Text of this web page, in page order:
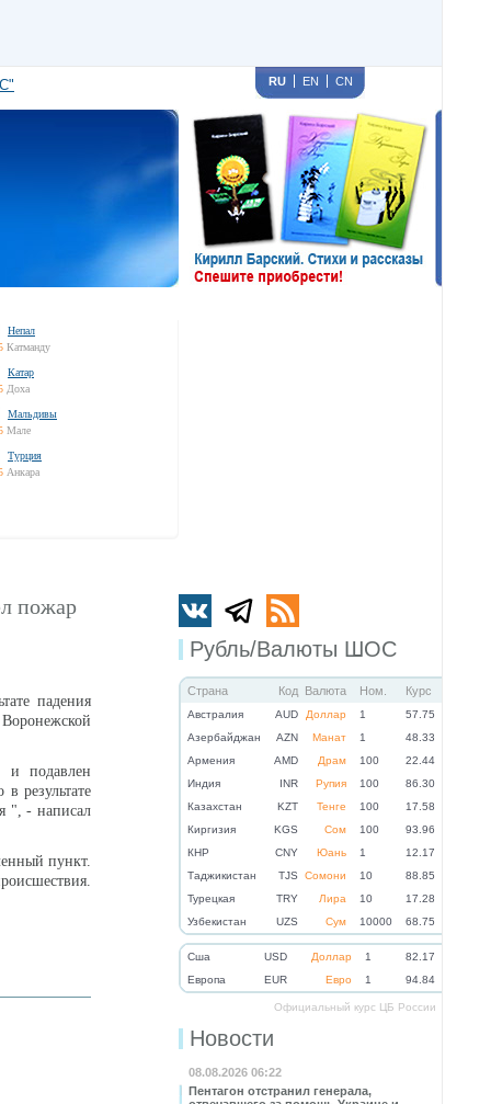
RU EN CN
Непал
Катманду
Катар
Доха
Мальдивы
Мале
Турция
Анкара
Рубль/Валюты ШОС
Страна Код Валюта Ном. Курс
Австралия AUD Доллар 1
57.75
Азербайджан
AZN Манат 1
48.33
Армения
AMD Драм 100
22.44
Индия
INR Рупия 100
86.30
Казахстан
KZT Тенге 100
17.58
Киргизия
KGS Сом 100
93.96
КНР
CNY Юань 1
12.17
Таджикистан
TJS Сомони 10
88.85
Турецкая
TRY Лира 10
17.28
Узбекистан
UZS Сум 10000 68.75
Cша USD Доллар 1
82.17
Eвропа
EUR Евро 1 94.84
Официальный курс ЦБ России
Новости
08.08.2026 06:22
Пентагон отстранил генерала,
пожар
падения
подавлен
результате
", - написал
пункт.